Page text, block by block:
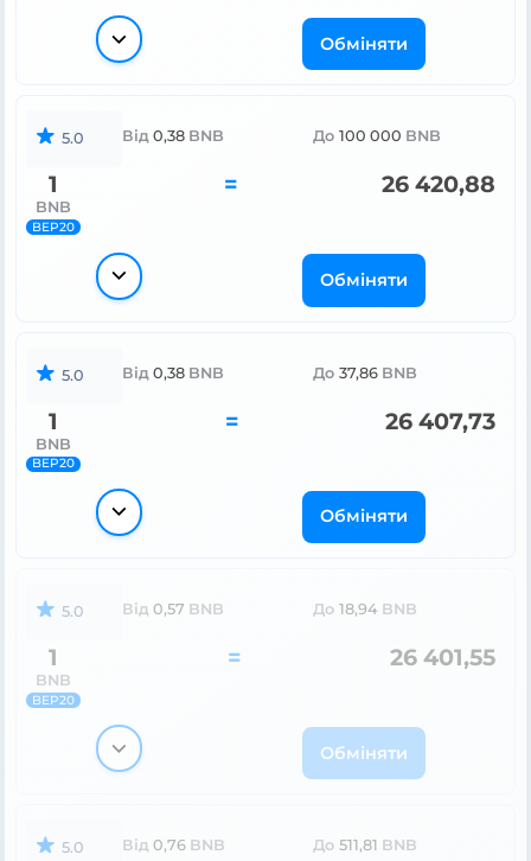
Обміняти
5.0 Від 0,38 BNB До 100 000 BNB
1
BNB
BEP20
= 26 420,88
Обміняти
5.0 Від 0,38 BNB До 37,86 BNB
1
BNB
BEP20
= 26 407,73
Обміняти
5.0 Від 0,57 BNB До 18,94 BNB
1
BNB
BEP20
= 26 401,55
Обміняти
5.0 Від 0,76 BNB До 511,81 BNB